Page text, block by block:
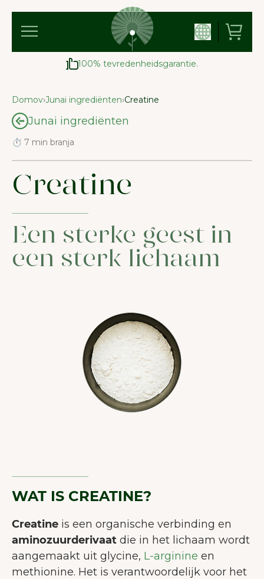
100% tevredenheidsgarantie.
Domov›Junai ingrediënten›Creatine
Junai ingrediënten
⏱ 7 min branja
Creatine
Een sterke geest in
een sterk lichaam
WAT IS CREATINE?
Creatine is een organische verbinding en
aminozuurderivaat die in het lichaam wordt
aangemaakt uit glycine, L-arginine en
methionine. Het is verantwoordelijk voor het